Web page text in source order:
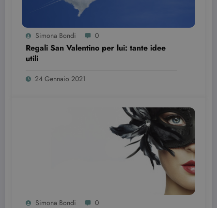
Simona Bondi 0
Regali San Valentino per lui: tante idee
utili
24 Gennaio 2021
Simona Bondi 0
Google LLC
.youtube.com
6 mesi
Questo
cookie è
impostato da
tenere traccia
delle
preferenze
dell'utente
per i video di
Youtube
incorporati
nei siti; può
anche